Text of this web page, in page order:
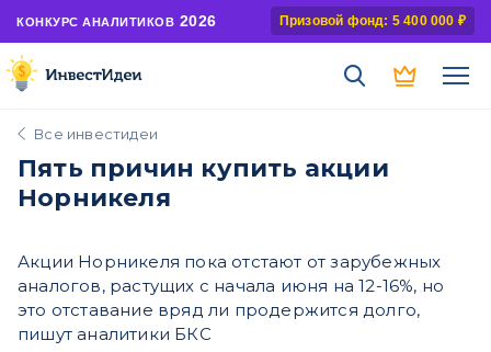
КОНКУРС АНАЛИТИКОВ 2026 Призовой фонд: 5 400 000 ₽
Все инвестидеи
Пять причин купить акции
Норникеля
Акции Норникеля пока отстают от зарубежных
аналогов, растущих с начала июня на 12-16%, но
это отставание вряд ли продержится долго,
пишут аналитики БКС